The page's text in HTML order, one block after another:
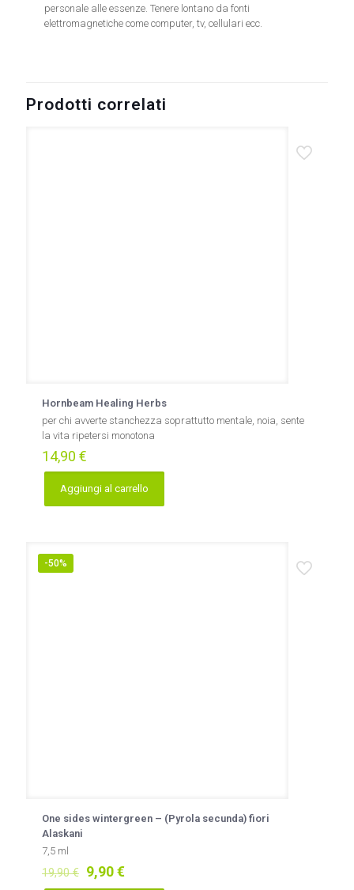
personale alle essenze. Tenere lontano da fonti
elettromagnetiche come computer, tv, cellulari ecc.
Prodotti correlati
Hornbeam Healing Herbs
per chi avverte stanchezza soprattutto mentale, noia, sente
la vita ripetersi monotona
14,90 €
Aggiungi al carrello
-50%
One sides wintergreen – (Pyrola secunda) fiori
Alaskani
7,5 ml
19,90€ Il
prezzo
9,90€Il
prezzo